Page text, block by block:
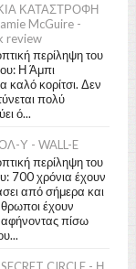
ΚΑΤΑΣΤΡΟΦΗ
McGuire -
review
περίληψη του
Η Άμπι
καλό κορίτσι. Δεν
πολύ
ό...
Υ - WALL-E
περίληψη του
700 χρόνια έχουν
από σήμερα και
έχουν
αφήνοντας πίσω